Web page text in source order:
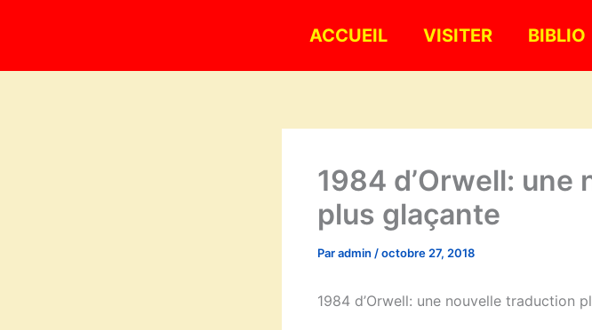
ACCUEIL VISITER BIBLIO
1984 d’Orwell:
plus glaçante
Paradmin /octobre 27, 2018
1984 d’Orwell: une nouvelle traduction